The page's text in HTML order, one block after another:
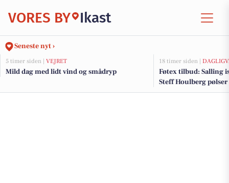
VORES BY Ikast
Seneste nyt ›
5 timer siden | VEJRET
Mild dag med lidt vind og smådryp
18 timer siden |
Føtex tilbud: Salling
Steff Houlberg